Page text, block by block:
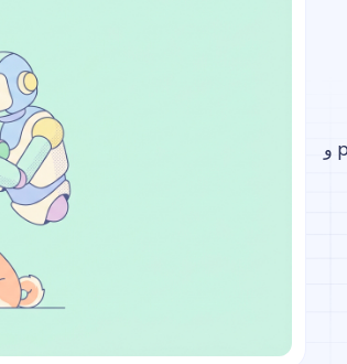
هل تبحث عن عميل طرفية REST API يفضله المطورون؟ قارن بين atac و posting و